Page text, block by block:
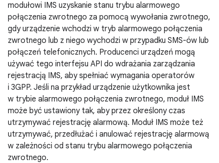
modułowi IMS uzyskanie stanu trybu alarmowego
połączenia zwrotnego za pomocą wywołania zwrotnego,
gdy urządzenie wchodzi w tryb alarmowego połączenia
zwrotnego lub z niego wychodzi w przypadku SMS-ów lub
połączeń telefonicznych. Producenci urządzeń mogą
używać tego interfejsu API do wdrażania zarządzania
rejestracją IMS, aby spełniać wymagania operatorów
i 3GPP. Jeśli na przykład urządzenie użytkownika jest
w trybie alarmowego połączenia zwrotnego, moduł IMS
może być ustawiony tak, aby przez określony czas
utrzymywać rejestrację alarmową. Moduł IMS może też
utrzymywać, przedłużać i anulować rejestrację alarmową
w zależności od stanu trybu alarmowego połączenia
zwrotnego.